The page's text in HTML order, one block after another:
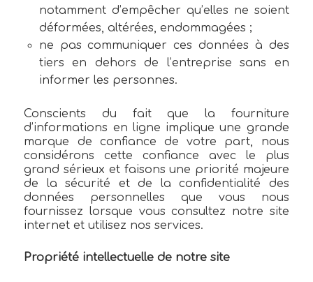
notamment d’empêcher qu’elles ne soient
déformées, altérées, endommagées ;
ne pas communiquer ces données à des
tiers en dehors de l’entreprise sans en
informer les personnes.
Conscients du fait que la fourniture
d’informations en ligne implique une grande
marque de confiance de votre part, nous
considérons cette confiance avec le plus
grand sérieux et faisons une priorité majeure
de la sécurité et de la confidentialité des
données personnelles que vous nous
fournissez lorsque vous consultez notre site
internet et utilisez nos services.
Propriété intellectuelle de notre site